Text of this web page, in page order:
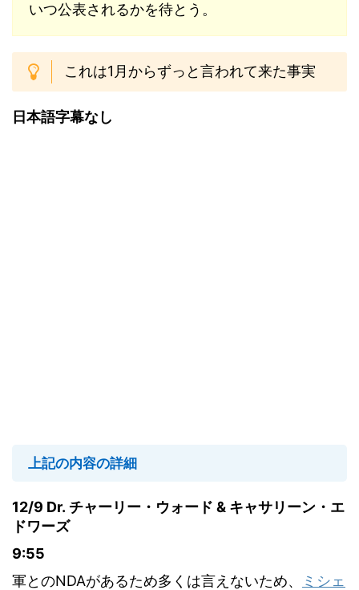
いつ公表されるかを待とう。
これは1月からずっと言われて来た事実
日本語字幕なし
上記の内容の詳細
12/9 Dr. チャーリー・ウォード & キャサリーン・エ
ドワーズ
9:55
軍とのNDAがあるため多くは言えないため、
ミシェ